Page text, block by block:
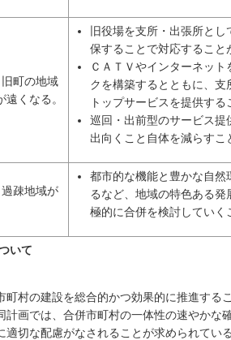
町の地域
くなる。
旧役場を支所・出張所と
保することで対応すること
ＣＡＴＶやインターネッ
クを構築するとともに、
トップサービスを提供する
巡回・出前型のサービス
出向くこと自体を減らすこ
疎地域が
都市的な機能と豊かな自然
るなど、地域の特色ある
極的に合併を検討していく
いて
町村の建設を総合的かつ効果的に推進する
計画では、合併市町村の一体性の速やかな
適切な配慮がなされることが求められてい